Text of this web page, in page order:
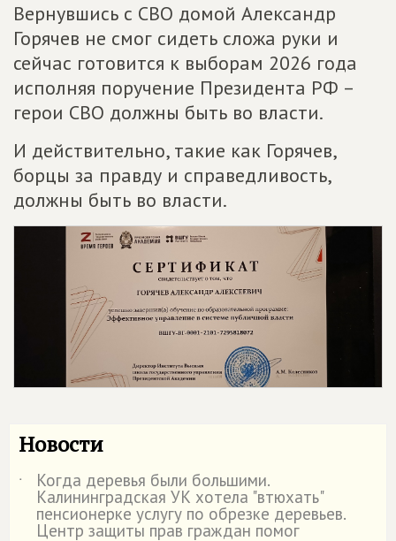
Вернувшись с СВО домой Александр
Горячев не смог сидеть сложа руки и
сейчас готовится к выборам 2026 года
исполняя поручение Президента РФ –
герои СВО должны быть во власти.
И действительно, такие как Горячев,
борцы за правду и справедливость,
должны быть во власти.
Новости
˙ Когда деревья были большими.
Калининградская УК хотела "втюхать"
пенсионерке услугу по обрезке деревьев.
Центр защиты прав граждан помог